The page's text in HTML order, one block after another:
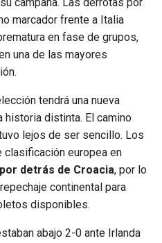
marcador frente a Italia
en fase de grupos,
una de las mayores
tendrá una nueva
historia distinta. El camino
lejos de ser sencillo. Los
europea en
detrás de Croacia, por lo
continental para
disponibles.
abajo 2-0 ante Irlanda